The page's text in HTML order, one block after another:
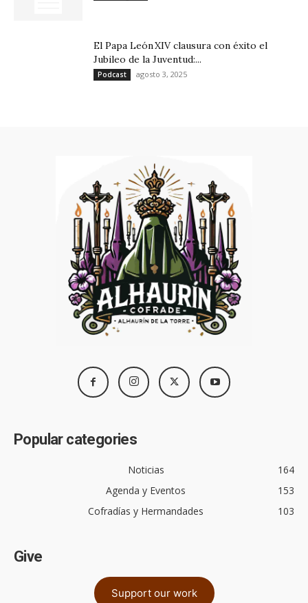
El Papa León XIV clausura con éxito el
Jubileo de la Juventud:...
Podcast agosto 3, 2025
Popular categories
Noticias
164
Agenda y Eventos
153
Cofradías y Hermandades
103
Give
Support our work